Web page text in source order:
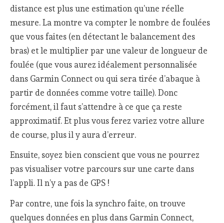
distance est plus une estimation qu’une réelle
mesure. La montre va compter le nombre de foulées
que vous faites (en détectant le balancement des
bras) et le multiplier par une valeur de longueur de
foulée (que vous aurez idéalement personnalisée
dans Garmin Connect ou qui sera tirée d’abaque à
partir de données comme votre taille). Donc
forcément, il faut s’attendre à ce que ça reste
approximatif. Et plus vous ferez variez votre allure
de course, plus il y aura d’erreur.
Ensuite, soyez bien conscient que vous ne pourrez
pas visualiser votre parcours sur une carte dans
l’appli. Il n’y a pas de GPS !
Par contre, une fois la synchro faite, on trouve
quelques données en plus dans Garmin Connect,